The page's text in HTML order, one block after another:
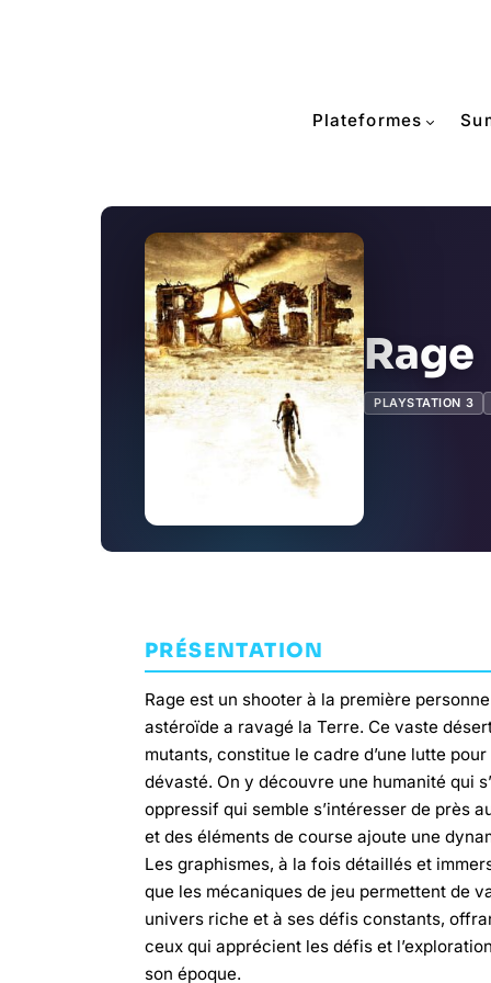
Plateformes
Rage
PLAYSTATION 3
PRÉSENTATION
Rage est un shooter à la première
astéroïde a ravagé la Terre. Ce vaste
mutants, constitue le cadre d’une lutte
dévasté. On y découvre une humanité qui
oppressif qui semble s’intéresser de près
et des éléments de course ajoute une
Les graphismes, à la fois détaillés et
que les mécaniques de jeu permettent de
univers riche et à ses défis constants,
ceux qui apprécient les défis et
son époque.